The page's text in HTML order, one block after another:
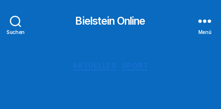
Suchen
Bielstein Online
Menü